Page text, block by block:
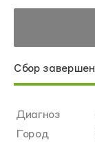
Сбор завершен
Диагноз
Город